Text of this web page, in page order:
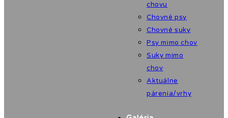
chovu
Chovné psy
Chovné suky
Psy mimo chov
Suky mimo
chov
Aktuálne
párenia/vrhy